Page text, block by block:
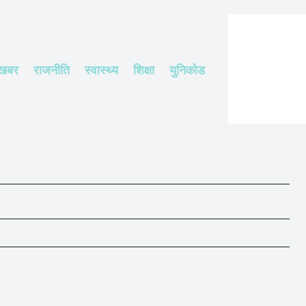
राजनीति स्वास्थ्य शिक्षा युनिकोड